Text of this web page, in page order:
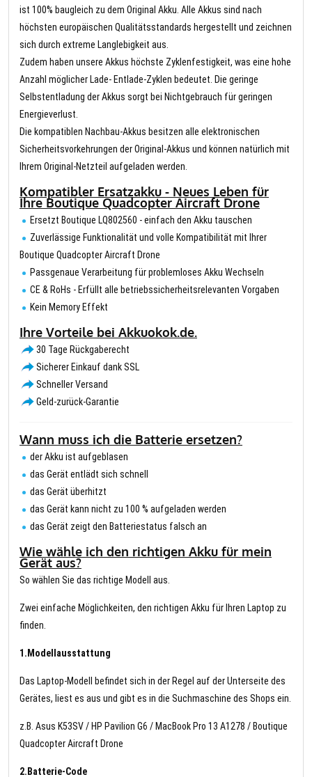
ist 100% baugleich zu dem Original Akku. Alle Akkus sind nach
höchsten europäischen Qualitätsstandards hergestellt und zeichnen
sich durch extreme Langlebigkeit aus.
Zudem haben unsere Akkus höchste Zyklenfestigkeit, was eine hohe
Anzahl möglicher Lade- Entlade-Zyklen bedeutet. Die geringe
Selbstentladung der Akkus sorgt bei Nichtgebrauch für geringen
Energieverlust.
Die kompatiblen Nachbau-Akkus besitzen alle elektronischen
Sicherheitsvorkehrungen der Original-Akkus und können natürlich mit
Ihrem Original-Netzteil aufgeladen werden.
Kompatibler Ersatzakku - Neues Leben für
Ihre Boutique Quadcopter Aircraft Drone
Ersetzt Boutique LQ802560 - einfach den Akku tauschen
Zuverlässige Funktionalität und volle Kompatibilität mit Ihrer
Boutique Quadcopter Aircraft Drone
Passgenaue Verarbeitung für problemloses Akku Wechseln
CE & RoHs - Erfüllt alle betriebssicherheitsrelevanten Vorgaben
Kein Memory Effekt
Ihre Vorteile bei Akkuokok.de.
30 Tage Rückgaberecht
Sicherer Einkauf dank SSL
Schneller Versand
Geld-zurück-Garantie
Wann muss ich die Batterie ersetzen?
der Akku ist aufgeblasen
das Gerät entlädt sich schnell
das Gerät überhitzt
das Gerät kann nicht zu 100 % aufgeladen werden
das Gerät zeigt den Batteriestatus falsch an
Wie wähle ich den richtigen Akku für mein
Gerät aus?
So wählen Sie das richtige Modell aus.
Zwei einfache Möglichkeiten, den richtigen Akku für Ihren Laptop zu
finden.
1.Modellausstattung
Das Laptop-Modell befindet sich in der Regel auf der Unterseite des
Gerätes, liest es aus und gibt es in die Suchmaschine des Shops ein.
z.B. Asus K53SV / HP Pavilion G6 / MacBook Pro 13 A1278 / Boutique
Quadcopter Aircraft Drone
2.Batterie-Code